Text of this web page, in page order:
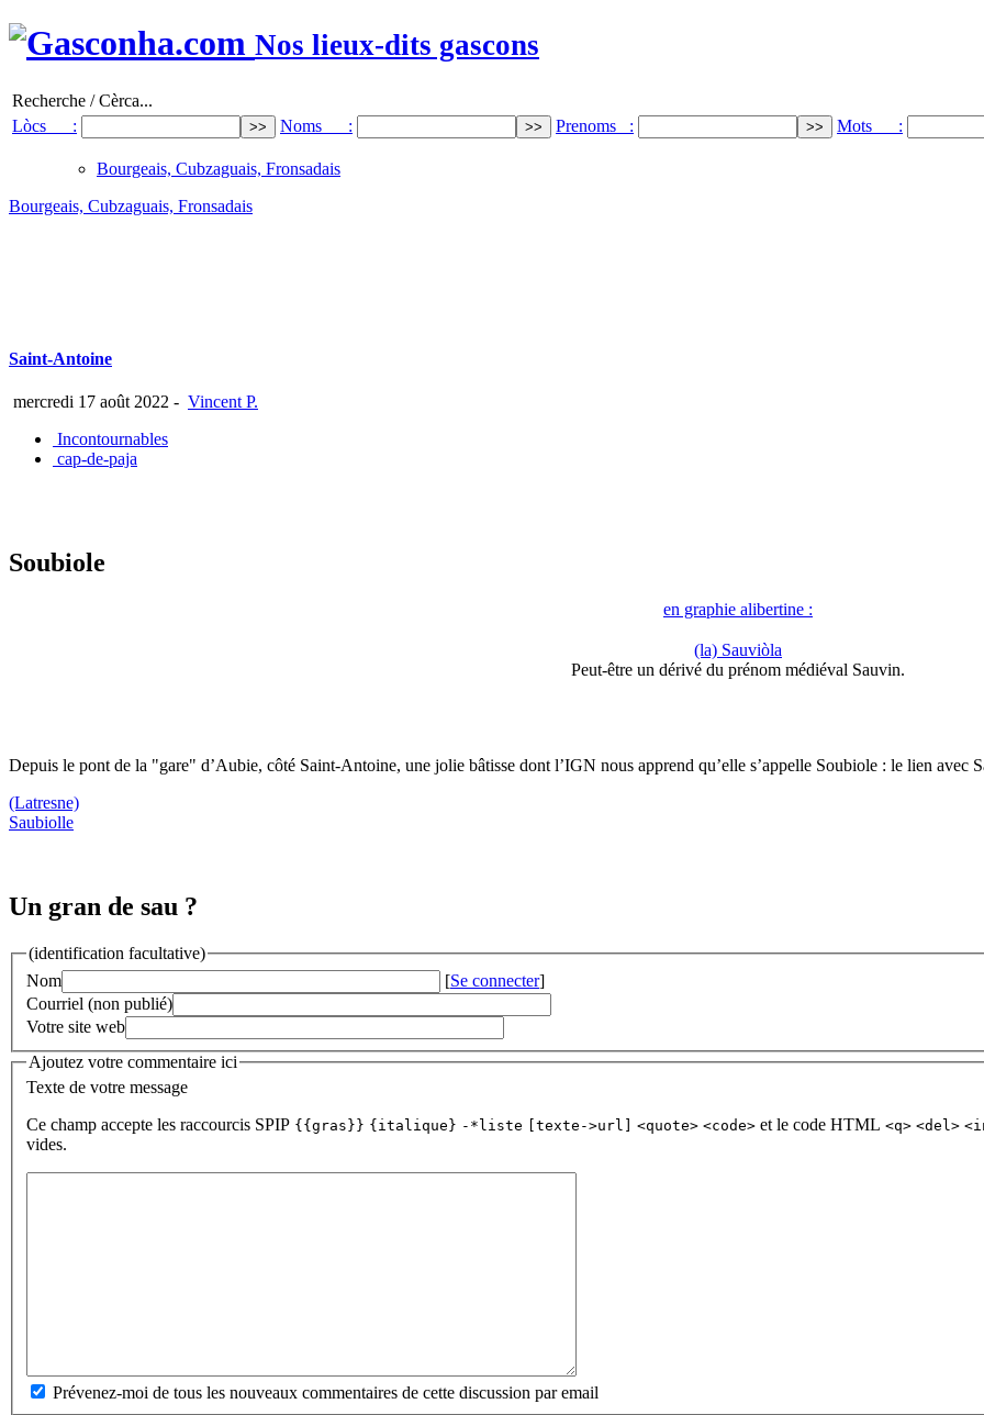
Nos lieux-dits gascons
Recherche / Cèrca...
Lòcs :
Noms : Prenoms : Mots :
Bourgeais, Cubzaguais, Fronsadais
Bourgeais, Cubzaguais, Fronsadais
Saint-Antoine
mercredi 17 août 2022 - Vincent P.
Incontournables
cap-de-paja
Soubiole
en graphie alibertine :
(la) Sauviòla
Peut-être un dérivé du prénom médiéval Sauvin.
Depuis le pont de la "gare" d’Aubie, côté Saint-Antoine, une jolie bâtisse dont l’IGN nous apprend qu’elle s’appelle Soubiole : le lien avec
(Latresne)
Saubiolle
Un gran de sau ?
(identification facultative)
Nom
[Se connecter]
Courriel (non publié)
Votre site web
Ajoutez votre commentaire ici
Texte de votre message
Ce champ accepte les raccourcis SPIP {{gras}} {italique} -*liste [texte->url] <quote> <code> et le code HTML <q> <del>
vides.
Prévenez-moi de tous les nouveaux commentaires de cette discussion par email